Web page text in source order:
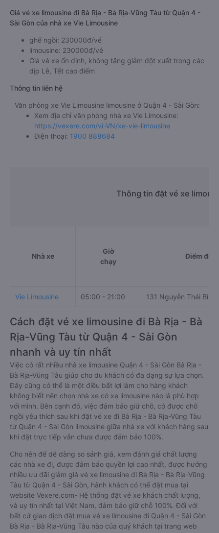
Giá vé xe limousine đi Bà Rịa - Bà Rịa-Vũng Tàu từ Quận 4 -
Sài Gòn của nhà xe Vie Limousine
ghế ngồi: 230000đ/vé
limousine: 230000đ/vé
Giá vé xe ổn định, không tăng giảm đột xuất trong các
dịp Lễ, Tết cao điểm
Thông tin liên hệ
Văn phòng xe Vie Limousine limousine ở Quận 4 - Sài Gòn:
Xem địa chỉ văn phòng nhà xe Vie Limousine:
https://vexere.com/vi-VN/xe-vie-limousine
Điện thoại: 1900 888684
Thông tin đặt vé xe
Nhà xe
Giờ
chạy
Điểm đi
Vie Limousine 05:00 - 21:00 131 Nguyễn Thái Bình
Cách đặt vé xe limousine đi Bà Rịa - Bà
Rịa-Vũng Tàu từ Quận 4 - Sài Gòn
nhanh và uy tín nhất
Việc có rất nhiều nhà xe limousine Quận 4 - Sài Gòn Bà Rịa -
Bà Rịa-Vũng Tàu giúp cho du khách có đa dạng sự lựa chọn.
Đây cũng có thể là một điều bất lợi làm cho hàng khách
không biết nên chọn nhà xe có xe limousine nào là phù hợp
với mình. Bên cạnh đó, việc đảm bảo giữ chỗ, có được chỗ
ngồi yêu thích sau khi đặt vé xe đi Bà Rịa - Bà Rịa-Vũng Tàu
từ Quận 4 - Sài Gòn limousine giữa nhà xe với khách hàng sau
khi đặt trực tiếp vẫn chưa được đảm bảo 100%.
Cho nên để dễ dàng so sánh giá, xem đánh giá chất lượng
các nhà xe đi, được đảm bảo quyền lợi cao nhất, được hưởng
nhiều ưu đãi giảm giá vé xe limousine đi Bà Rịa - Bà Rịa-Vũng
Tàu từ Quận 4 - Sài Gòn, hành khách có thể đặt mua tại
website Vexere.com- Hệ thống đặt vé xe khách chất lượng,
và uy tín nhất tại Việt Nam, đảm bảo giữ chỗ 100%. Đối với
bất cứ giao dịch đặt mua vé xe limousine đi Quận 4 - Sài Gòn
Bà Rịa - Bà Rịa-Vũng Tàu nào của quý khách tại trang web